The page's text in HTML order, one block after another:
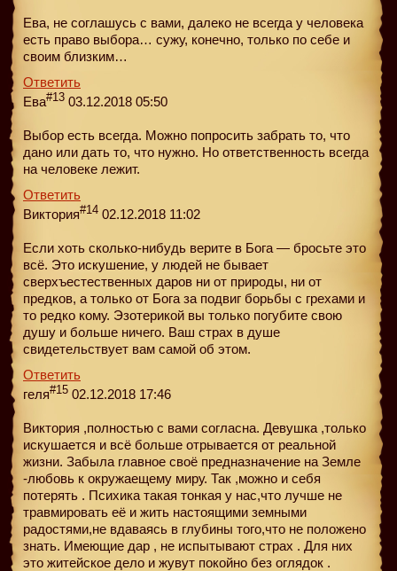
Ева, не соглашусь с вами, далеко не всегда у человека
есть право выбора… сужу, конечно, только по себе и
своим близким…
Ответить
Ева#13 03.12.2018 05:50
Выбор есть всегда. Можно попросить забрать то, что
дано или дать то, что нужно. Но ответственность всегда
на человеке лежит.
Ответить
Виктория#14 02.12.2018 11:02
Если хоть сколько-нибудь верите в Бога — бросьте это
всё. Это искушение, у людей не бывает
сверхъестественных даров ни от природы, ни от
предков, а только от Бога за подвиг борьбы с грехами и
то редко кому. Эзотерикой вы только погубите свою
душу и больше ничего. Ваш страх в душе
свидетельствует вам самой об этом.
Ответить
геля#15 02.12.2018 17:46
Виктория ,полностью с вами согласна. Девушка ,только
искушается и всё больше отрывается от реальной
жизни. Забыла главное своё предназначение на Земле
-любовь к окружаещему миру. Так ,можно и себя
потерять . Психика такая тонкая у нас,что лучше не
травмировать её и жить настоящими земными
радостями,не вдаваясь в глубины того,что не положено
знать. Имеющие дар , не испытывают страх . Для них
это житейское дело и жувут покойно без оглядок .